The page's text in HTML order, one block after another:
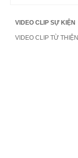
VIDEO CLIP SỰ KIỆN
VIDEO CLIP TỪ THIỆN